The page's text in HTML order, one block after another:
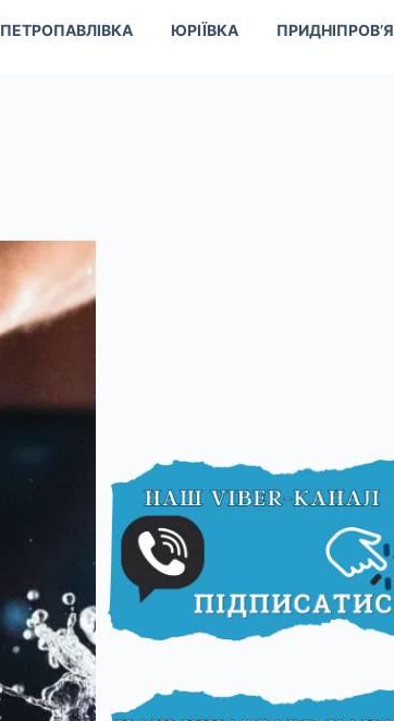
ПЕТРОПАВЛІВКА ЮРІЇВКА ПРИДНІПРОВ’Я